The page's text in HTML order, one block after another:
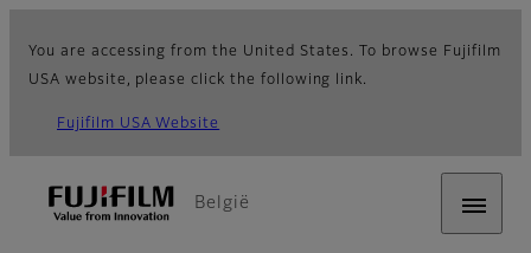
You are accessing from the United States. To browse Fujifilm
USA website, please click the following link.
Fujifilm USA Website
België